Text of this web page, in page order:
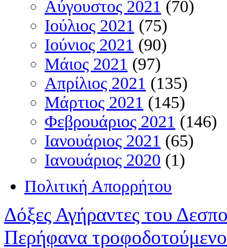
Αύγουστος 2021 (70)
Ιούλιος 2021 (75)
Ιούνιος 2021 (90)
Μάιος 2021 (97)
Απρίλιος 2021 (135)
Μάρτιος 2021 (145)
Φεβρουάριος 2021 (146)
Ιανουάριος 2021 (65)
Ιανουάριος 2020 (1)
Πολιτική Απορρήτου
Δόξες Αγήραντες του
Περήφανα